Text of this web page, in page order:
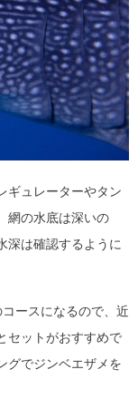
ギュレーターやタン
網の水底は深いの
深は確認するように
ースになるので、近
セットがおすすめで
グでジンベエザメを